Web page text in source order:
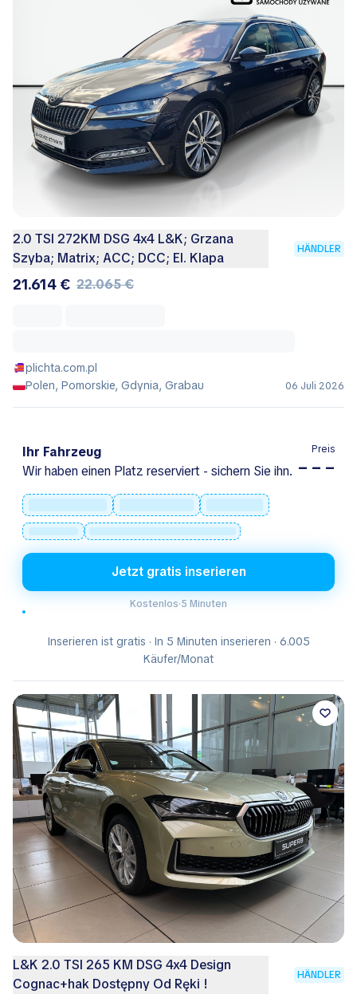
2.0 TSI 272KM DSG 4x4 L&K; Grzana
Szyba; Matrix; ACC; DCC; El. Klapa
HÄNDLER
21.614 € 22.065 €
plichta.com.pl
Polen, Pomorskie, Gdynia, Grabau
06 Juli 2026
Ihr Fahrzeug
Wir haben einen Platz reserviert - sichern Sie ihn.
Preis
– – –
Jetzt gratis inserieren
Kostenlos·5 Minuten
Inserieren ist gratis · In 5 Minuten inserieren · 6.005
Käufer/Monat
L&K 2.0 TSI 265 KM DSG 4x4 Design
Cognac+hak Dostępny Od Ręki !
HÄNDLER